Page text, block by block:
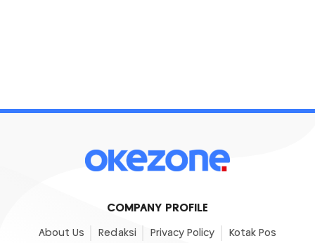
COMPANY PROFILE
About Us Redaksi Privacy Policy Kotak Pos